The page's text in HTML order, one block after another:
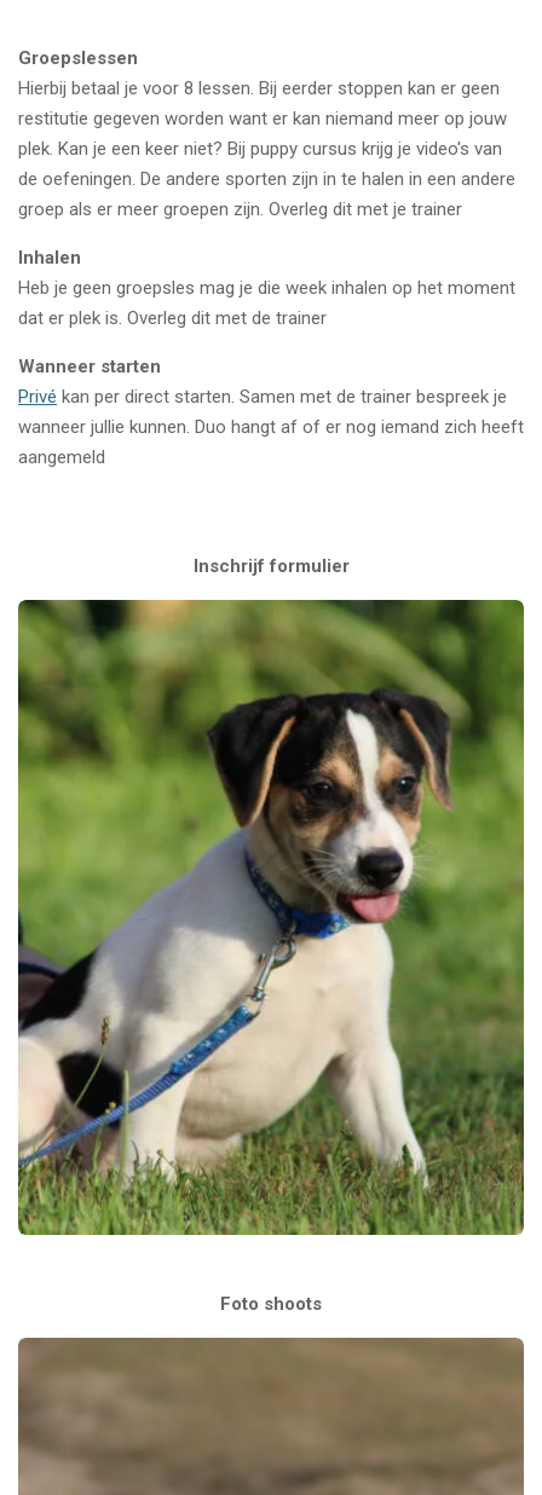
Groepslessen
Hierbij betaal je voor 8 lessen. Bij eerder stoppen kan er geen
restitutie gegeven worden want er kan niemand meer op jouw
plek. Kan je een keer niet? Bij puppy cursus krijg je video's van
de oefeningen. De andere sporten zijn in te halen in een andere
groep als er meer groepen zijn. Overleg dit met je trainer
Inhalen
Heb je geen groepsles mag je die week inhalen op het moment
dat er plek is. Overleg dit met de trainer
Wanneer starten
Privé kan per direct starten. Samen met de trainer bespreek je
wanneer jullie kunnen. Duo hangt af of er nog iemand zich heeft
aangemeld
Inschrijf formulier
Foto shoots